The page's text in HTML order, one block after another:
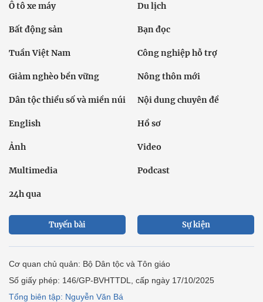
Ô tô xe máy Du lịch
Bất động sản Bạn đọc
Tuần Việt Nam Công nghiệp hỗ trợ
Giảm nghèo bền vững Nông thôn mới
Dân tộc thiểu số và miền núi Nội dung chuyên đề
English Hồ sơ
Ảnh Video
Multimedia Podcast
24h qua
Tuyến bài Sự kiện
Cơ quan chủ quản: Bộ Dân tộc và Tôn giáo
Số giấy phép: 146/GP-BVHTTDL, cấp ngày 17/10/2025
Tổng biên tập: Nguyễn Văn Bá